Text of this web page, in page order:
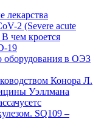
лекарства
2 (Severe acute
чем кроется
19
оборудования в ОЭЗ
Конора Л.
Уэллмана
SQ109 –